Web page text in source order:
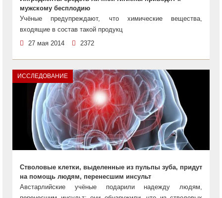
мужскому бесплодию
Учёные предупреждают, что химические вещества,
входящие в состав такой продукц
27 мая 2014
2372
ИССЛЕДОВАНИЕ
Стволовые клетки, выделенные из пульпы зуба, придут
на помощь людям, перенесшим инсульт
Австарлийские учёные подарили надежду людям,